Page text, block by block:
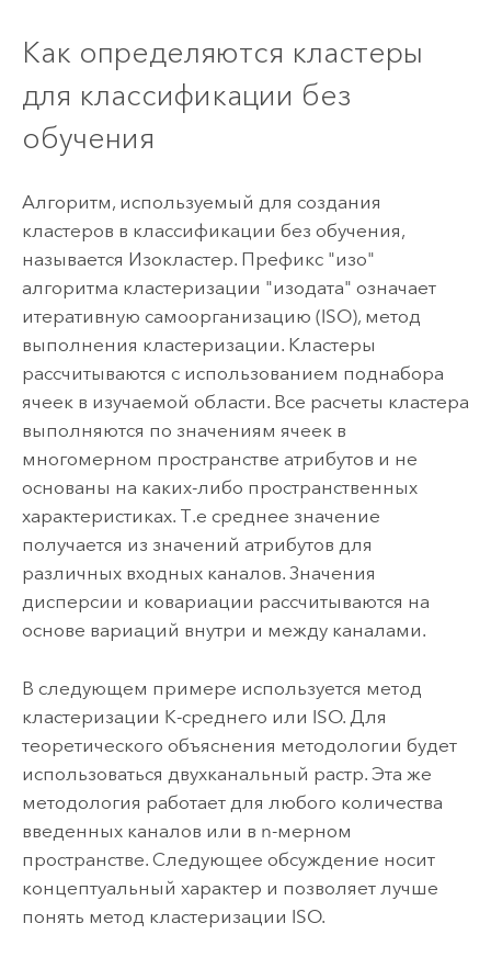
Как определяются кластеры
для классификации без
обучения
Алгоритм, используемый для создания
кластеров в классификации без обучения,
называется Изокластер. Префикс "изо"
алгоритма кластеризации "изодата" означает
итеративную самоорганизацию (ISO), метод
выполнения кластеризации. Кластеры
рассчитываются с использованием поднабора
ячеек в изучаемой области. Все расчеты кластера
выполняются по значениям ячеек в
многомерном пространстве атрибутов и не
основаны на каких-либо пространственных
характеристиках. Т.е среднее значение
получается из значений атрибутов для
различных входных каналов. Значения
дисперсии и ковариации рассчитываются на
основе вариаций внутри и между каналами.
В следующем примере используется метод
кластеризации K-среднего или ISO. Для
теоретического объяснения методологии будет
использоваться двухканальный растр. Эта же
методология работает для любого количества
введенных каналов или в n-мерном
пространстве. Следующее обсуждение носит
концептуальный характер и позволяет лучше
понять метод кластеризации ISO.